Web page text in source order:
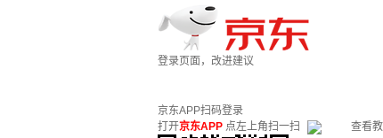
登录页面，改进建议
京东APP扫码登录
打开京东APP 点左上角扫一扫 查看